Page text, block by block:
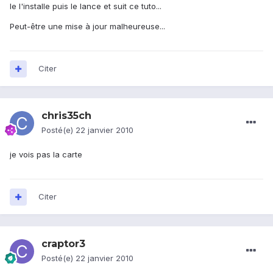
le l'installe puis le lance et suit ce tuto...
Peut-être une mise à jour malheureuse...
Citer
chris35ch
Posté(e) 22 janvier 2010
je vois pas la carte
Citer
craptor3
Posté(e) 22 janvier 2010